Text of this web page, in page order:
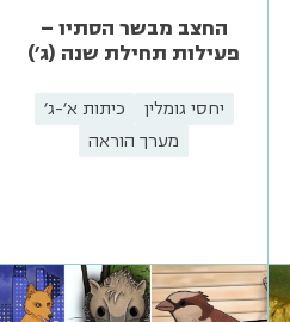
החצב מבשר הסתיו –
פעילות תחילת שנה (ג')
יחסי גומלין
כיתות א'-ג'
מערך הוראה